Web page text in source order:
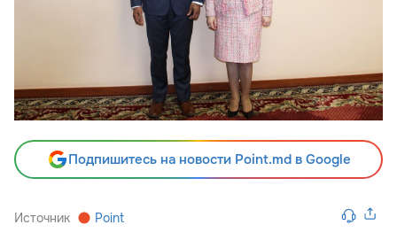
Подпишитесь на новости Point.md в Google
Источник Point